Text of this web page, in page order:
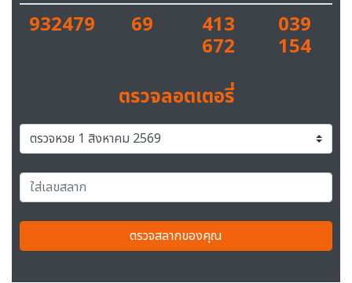
932479 69 413
672
039
154
ตรวจลอตเตอรี่
ตรวจสลากของคุณ